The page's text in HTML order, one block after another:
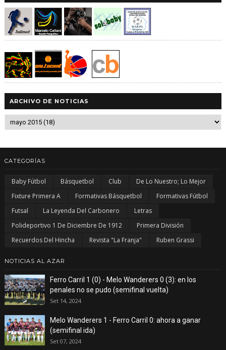
ARCHIVO DE NOTICIAS
CATEGORÍAS
Baby Fútbol Básquetbol Club
De Lo Nuestro; Lo Mejor
Fixture Primera A
Formativas Básquetbol
Formativas Fútbol
Futsal
La Leyenda Del Carbonero
Letras
Polideportivo 1 De Diciembre De 1912
Primera División
Recuerdos Del Hincha
Revista "La Franja" Ruben Grassi
NOTICIAS AL AZAR
Ferro Carril 1 (0) - Melo Wanderers 0 (3): en los
penales no se pudo (semifinal vuelta)
Set 14, 2024
Melo Wanderers 1 - Ferro Carril 0: ahora a ganar
(semifinal ida)
Set 07, 2024